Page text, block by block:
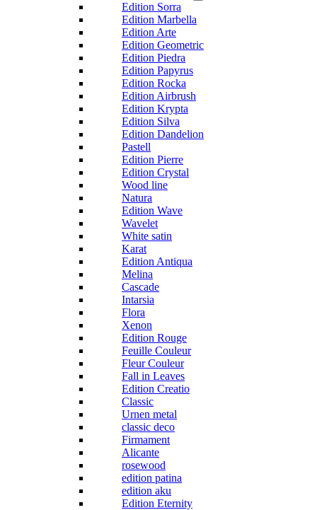
Edition Sorra
Edition Marbella
Edition Arte
Edition Geometric
Edition Piedra
Edition Papyrus
Edition Rocka
Edition Airbrush
Edition Krypta
Edition Silva
Edition Dandelion
Pastell
Edition Pierre
Edition Crystal
Wood line
Natura
Edition Wave
Wavelet
White satin
Karat
Edition Antiqua
Melina
Cascade
Intarsia
Flora
Xenon
Edition Rouge
Feuille Couleur
Fleur Couleur
Fall in Leaves
Edition Creatio
Classic
Urnen metal
classic deco
Firmament
Alicante
rosewood
edition patina
edition aku
Edition Eternity